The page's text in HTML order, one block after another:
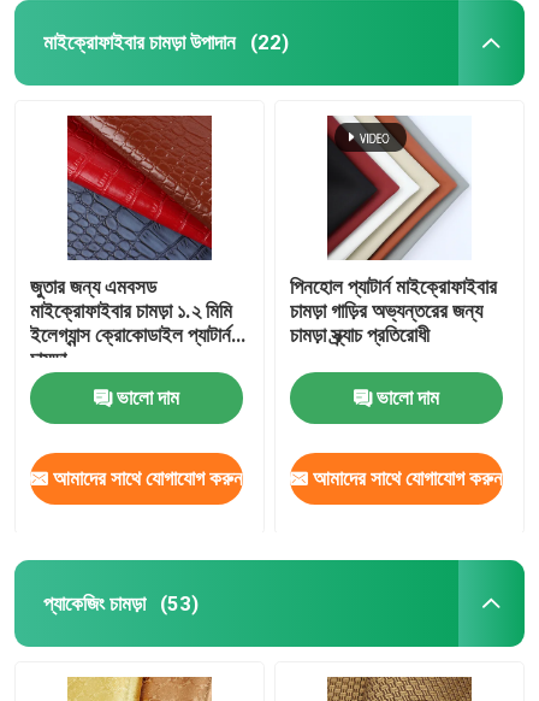
মাইক্রোফাইবার চামড়া উপাদান (22)
জুতার জন্য এমবসড
মাইক্রোফাইবার চামড়া ১.২ মিমি
ইলেগ্যান্স ক্রোকোডাইল প্যাটার্ন
চামড়া
ভালো দাম
আমাদের সাথে যোগাযোগ করুন
পিনহোল প্যাটার্ন মাইক্রোফাইবার
চামড়া গাড়ির অভ্যন্তরের জন্য
চামড়া স্ক্র্যাচ প্রতিরোধী
ভালো দাম
আমাদের সাথে যোগাযোগ করুন
প্যাকেজিং চামড়া (53)